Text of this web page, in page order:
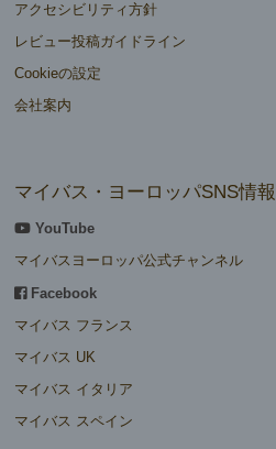
アクセシビリティ方針
レビュー投稿ガイドライン
Cookieの設定
会社案内
マイバス・ヨーロッパSNS情報
YouTube
マイバスヨーロッパ公式チャンネル
Facebook
マイバス フランス
マイバス UK
マイバス イタリア
マイバス スペイン